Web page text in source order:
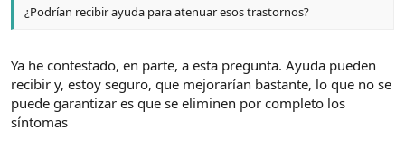
¿Podrían recibir ayuda para atenuar esos trastornos?
Ya he contestado, en parte, a esta pregunta. Ayuda pueden
recibir y, estoy seguro, que mejorarían bastante, lo que no se
puede garantizar es que se eliminen por completo los
síntomas